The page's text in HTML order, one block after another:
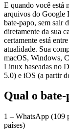
E quando você está
arquivos do Google
bate-papo, sem sair
diretamente da sua
certamente está
atualidade. Sua
macOS, Windows,
Linux baseadas no
5.0) e iOS (a partir
Qual o bate-
1 – WhatsApp (109
países)